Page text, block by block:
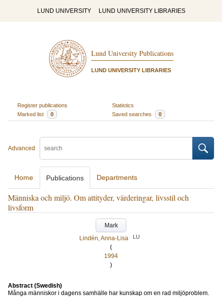
LUND UNIVERSITY LUND UNIVERSITY LIBRARIES
Lund University Publications
LUND UNIVERSITY LIBRARIES
Register publications
Statistics
Marked list
0 Saved searches 0
Advanced
Home Publications Departments
Människa och miljö. Om attityder, värderingar, livsstil och
livsform
Mark
Lindén, Anna-Lisa
LU
(
1994
)
Abstract (Swedish)
Många människor i dagens samhälle har kunskap om en rad miljöproblem.